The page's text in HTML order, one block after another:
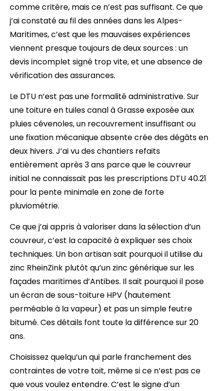
comme critère, mais ce n’est pas suffisant. Ce que
j’ai constaté au fil des années dans les Alpes-
Maritimes, c’est que les mauvaises expériences
viennent presque toujours de deux sources : un
devis incomplet signé trop vite, et une absence de
vérification des assurances.
Le DTU n’est pas une formalité administrative. Sur
une toiture en tuiles canal à Grasse exposée aux
pluies cévenoles, un recouvrement insuffisant ou
une fixation mécanique absente crée des dégâts en
deux hivers. J’ai vu des chantiers refaits
entièrement après 3 ans parce que le couvreur
initial ne connaissait pas les prescriptions DTU 40.21
pour la pente minimale en zone de forte
pluviométrie.
Ce que j’ai appris à valoriser dans la sélection d’un
couvreur, c’est la capacité à expliquer ses choix
techniques. Un bon artisan sait pourquoi il utilise du
zinc RheinZink plutôt qu’un zinc générique sur les
façades maritimes d’Antibes. Il sait pourquoi il pose
un écran de sous-toiture HPV (hautement
perméable à la vapeur) et pas un simple feutre
bitumé. Ces détails font toute la différence sur 20
ans.
Choisissez quelqu’un qui parle franchement des
contraintes de votre toit, même si ce n’est pas ce
que vous voulez entendre. C’est le signe d’un